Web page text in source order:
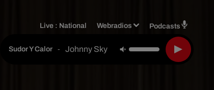
Live : National Webradios Podcasts
Sudor Y Calor - Johnny Sky